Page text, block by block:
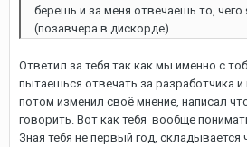
берешь и за меня отвечаешь то, чего
(позавчера в дискорде)
Ответил за тебя так как мы именно с
пытаешься отвечать за разработчика и
потом изменил своё мнение, написал
говорить. Вот как тебя вообще
Зная тебя не первый год, складывается